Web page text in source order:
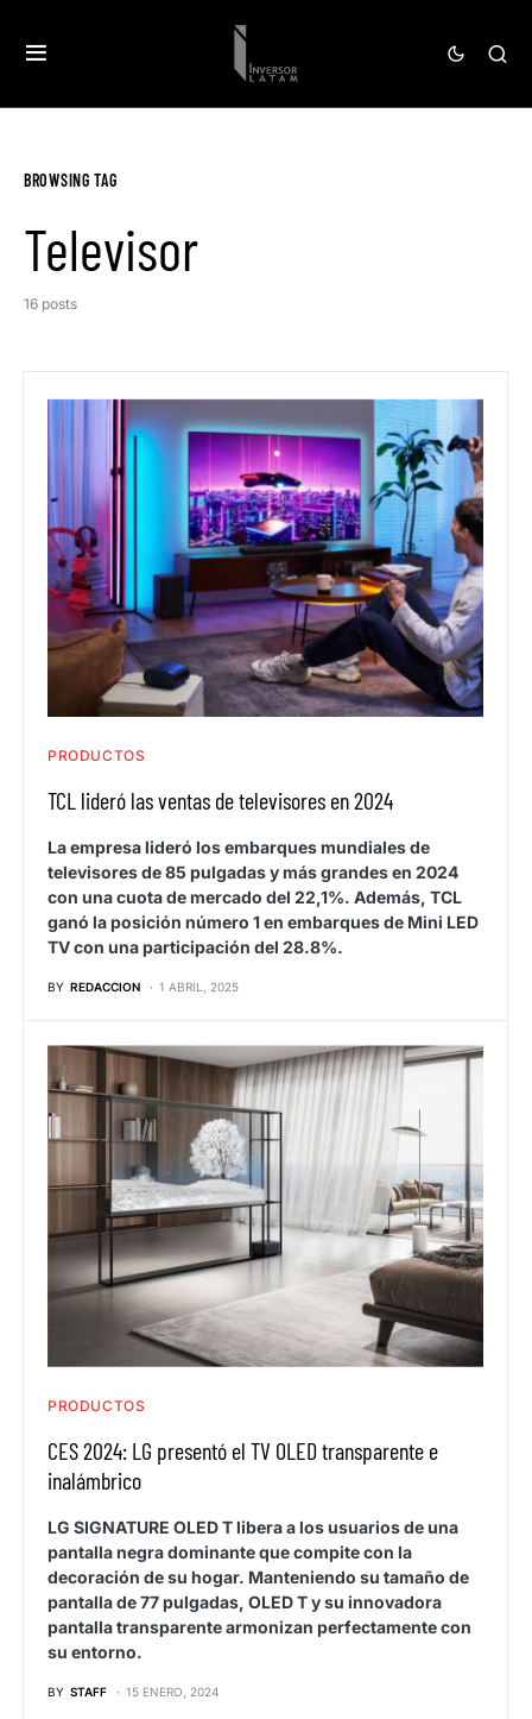
BROWSING TAG
Televisor
16 posts
PRODUCTOS
TCL lideró las ventas de televisores en 2024
La empresa lideró los embarques mundiales de
televisores de 85 pulgadas y más grandes en 2024
con una cuota de mercado del 22,1%. Además, TCL
ganó la posición número 1 en embarques de Mini LED
TV con una participación del 28.8%.
BY REDACCION 1 ABRIL, 2025
PRODUCTOS
CES 2024: LG presentó el TV OLED transparente e
inalámbrico
LG SIGNATURE OLED T libera a los usuarios de una
pantalla negra dominante que compite con la
decoración de su hogar. Manteniendo su tamaño de
pantalla de 77 pulgadas, OLED T y su innovadora
pantalla transparente armonizan perfectamente con
su entorno.
BY STAFF 15 ENERO, 2024